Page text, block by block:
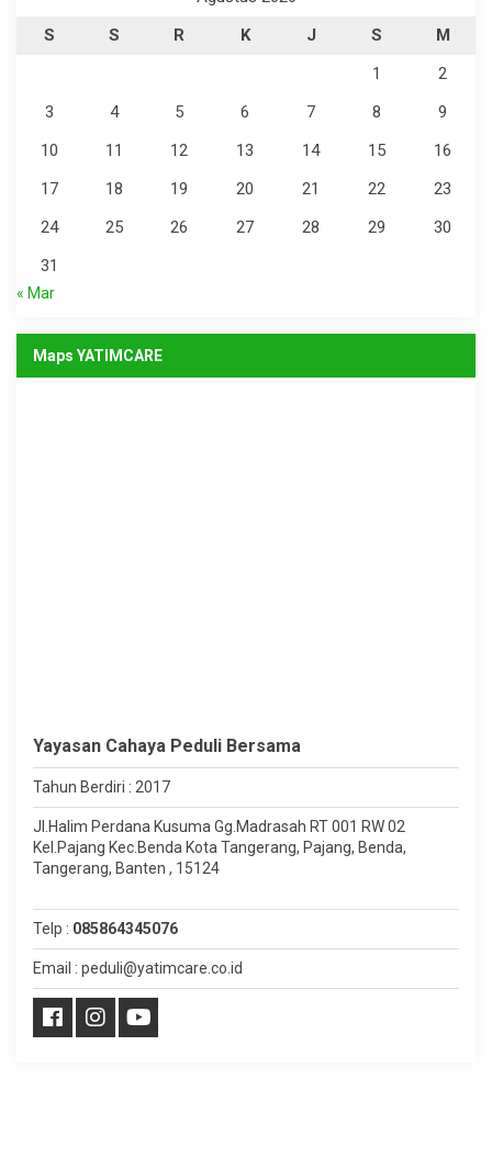
S
S R K J S
M
1
2
3
4 5 6 7 8
9
10
11 12 13 14 15
16
17
18 19 20 21 22
23
24
25 26 27 28 29
30
31
« Mar
Maps YATIMCARE
Yayasan Cahaya Peduli Bersama
Tahun Berdiri : 2017
Jl.Halim Perdana Kusuma Gg.Madrasah RT 001 RW 02
Kel.Pajang Kec.Benda Kota Tangerang, Pajang, Benda,
Tangerang, Banten , 15124
Telp : 085864345076
Email : peduli@yatimcare.co.id